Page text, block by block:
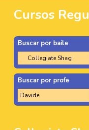
Cursos
Buscar por baile
Buscar por profe